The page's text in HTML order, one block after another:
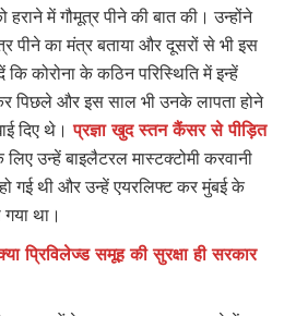
हराने में गौमूत्र पीने की बात की। उन्होंने
पीने का मंत्र बताया और दूसरों से भी इस
कोरोना के कठिन परिस्थिति में इन्हें
पिछले और इस साल भी उनके लापता होने
दिए थे। प्रज्ञा खुद स्तन कैंसर से पीड़ित
उन्हें बाइलैटरल मास्टक्टोमी करवानी
गई थी और उन्हें एयरलिफ्ट कर मुंबई के
था।
प्रिविलेज्ड समूह की सुरक्षा ही सरकार